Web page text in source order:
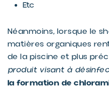
Etc
Néanmoins, lorsque le
matières organiques
de la piscine et plus
produit visant à
la formation de